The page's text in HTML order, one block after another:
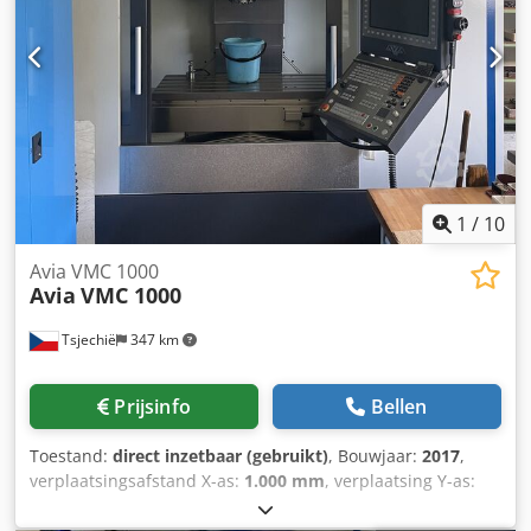
1 / 10
Tsjechië 347 km
Avia VMC 1000
Avia VMC 1000
Prijsinfo Bellen
Toestand: direct inzetbaar (gebruikt), Bouwjaar: 2017,
verplaatsingsafstand X-as: 1.000 mm, verplaatsing Y-as:
, verplaatsingsafstand Z-as: